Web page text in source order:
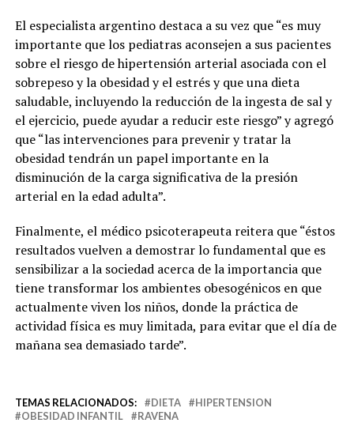
El especialista argentino destaca a su vez que “es muy
importante que los pediatras aconsejen a sus pacientes
sobre el riesgo de hipertensión arterial asociada con el
sobrepeso y la obesidad y el estrés y que una dieta
saludable, incluyendo la reducción de la ingesta de sal y
el ejercicio, puede ayudar a reducir este riesgo” y agregó
que “las intervenciones para prevenir y tratar la
obesidad tendrán un papel importante en la
disminución de la carga significativa de la presión
arterial en la edad adulta”.
Finalmente, el médico psicoterapeuta reitera que “éstos
resultados vuelven a demostrar lo fundamental que es
sensibilizar a la sociedad acerca de la importancia que
tiene transformar los ambientes obesogénicos en que
actualmente viven los niños, donde la práctica de
actividad física es muy limitada, para evitar que el día de
mañana sea demasiado tarde”.
TEMAS RELACIONADOS: DIETA
HIPERTENSION
OBESIDAD INFANTIL
RAVENA